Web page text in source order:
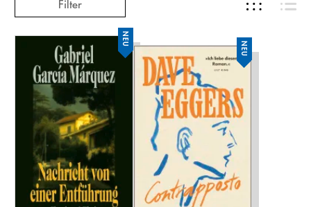
Filter
NEU
NEU